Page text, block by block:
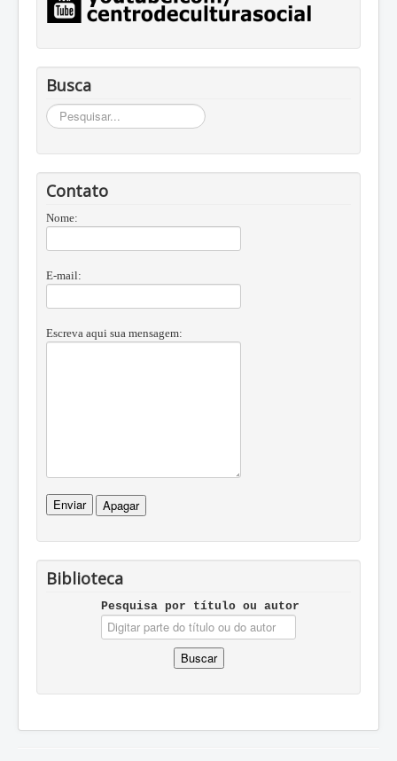
Busca
Busca
Contato
Nome:
E-mail:
Escreva aqui sua mensagem:
Biblioteca
Pesquisa por tí­tulo ou autor